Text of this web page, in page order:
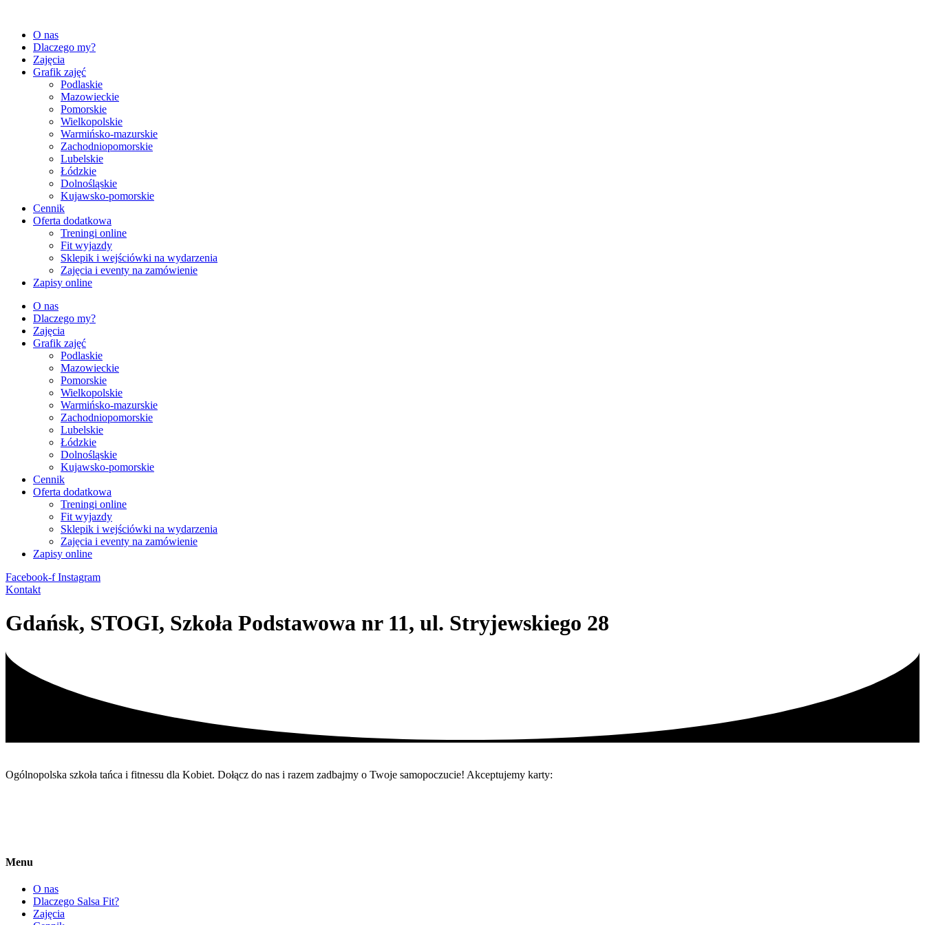
treści
O nas
Dlaczego my?
Zajęcia
Grafik zajęć
Podlaskie
Mazowieckie
Pomorskie
Wielkopolskie
Warmińsko-mazurskie
Zachodniopomorskie
Lubelskie
Łódzkie
Dolnośląskie
Kujawsko-pomorskie
Cennik
Oferta dodatkowa
Treningi online
Fit wyjazdy
Sklepik i wejściówki na wydarzenia
Zajęcia i eventy na zamówienie
Zapisy online
O nas
Dlaczego my?
Zajęcia
Grafik zajęć
Podlaskie
Mazowieckie
Pomorskie
Wielkopolskie
Warmińsko-mazurskie
Zachodniopomorskie
Lubelskie
Łódzkie
Dolnośląskie
Kujawsko-pomorskie
Cennik
Oferta dodatkowa
Treningi online
Fit wyjazdy
Sklepik i wejściówki na wydarzenia
Zajęcia i eventy na zamówienie
Zapisy online
Facebook-f Instagram
Kontakt
Gdańsk, STOGI, Szkoła Podstawowa nr 11, ul. Stryjewskiego 28
Ogólnopolska szkoła tańca i fitnessu dla Kobiet. Dołącz do nas i razem zadbajmy o Twoje samopoczucie! Akceptujemy karty:
Menu
O nas
Dlaczego Salsa Fit?
Zajęcia